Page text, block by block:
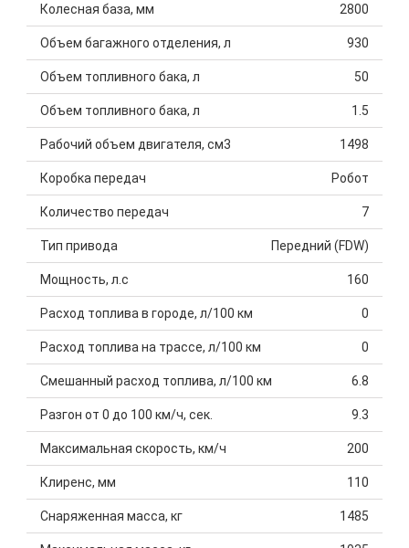
Колесная база, мм 2800
Объем багажного отделения, л 930
Объем топливного бака, л 50
Объем топливного бака, л 1.5
Рабочий объем двигателя, см3 1498
Коробка передач Робот
Количество передач 7
Тип привода Передний (FDW)
Мощность, л.с 160
Расход топлива в городе, л/100 км 0
Расход топлива на трассе, л/100 км 0
Смешанный расход топлива, л/100 км 6.8
Разгон от 0 до 100 км/ч, сек. 9.3
Максимальная скорость, км/ч 200
Клиренс, мм 110
Снаряженная масса, кг 1485